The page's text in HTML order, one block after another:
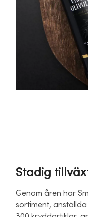
Stadig
Genom åren har
sortiment,